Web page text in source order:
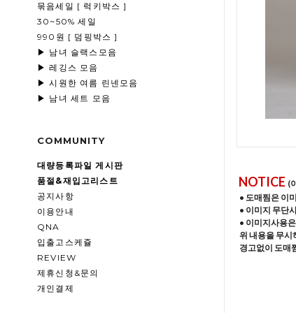
묶음세일 [ 럭키박스 ]
30~50% 세일
990원 [ 덤핑박스 ]
▶ 남녀 슬랙스모음
▶ 레깅스 모음
▶ 시원한 여름 린넨모음
▶ 남녀 세트 모음
COMMUNITY
대량등록파일 게시판
품절&재입고리스트
공지사항
이용안내
QNA
입출고스케쥴
REVIEW
제휴신청&문의
개인결제
NOTICE (
• 도매찜은 이
• 이미지 무단
• 이미지사용
위 내용을 무시
경고없이 도매